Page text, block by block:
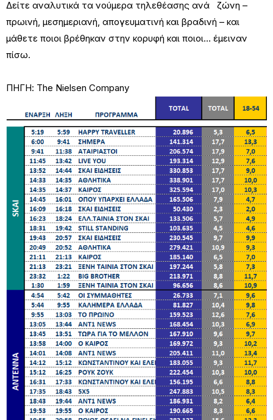
Δείτε αναλυτικά τα νούμερα τηλεθέασης ανά ζώνη –
πρωινή, μεσημεριανή, απογευματινή και βραδινή – και
μάθετε ποιοι βρέθηκαν στην κορυφή και ποιοι… έμειναν
πίσω.
ΠΗΓΗ: The Nielsen Company